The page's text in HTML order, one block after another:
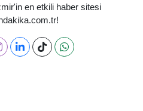
en etkili haber sitesi